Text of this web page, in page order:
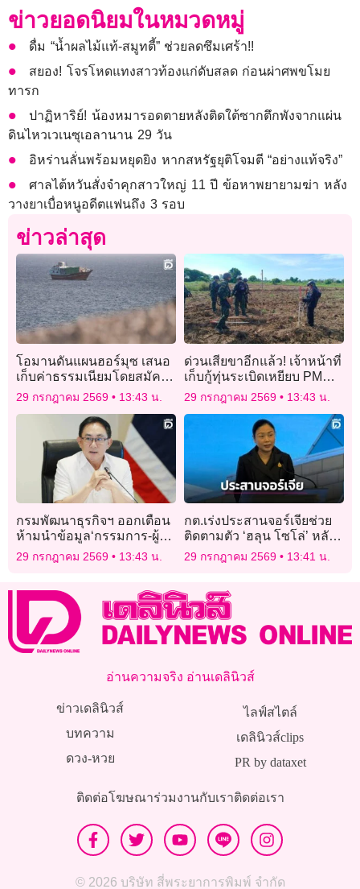
ข่าวยอดนิยมในหมวดหมู่
ดื่ม “น้ำผลไม้แท้-สมูทตี้” ช่วยลดซึมเศร้า!!
สยอง! โจรโหดแทงสาวท้องแก่ดับสลด ก่อนผ่าศพขโมย
ทารก
ปาฏิหาริย์! น้องหมารอดตายหลังติดใต้ซากตึกพังจากแผ่น
ดินไหวเวเนซุเอลานาน 29 วัน
อิหร่านลั่นพร้อมหยุดยิง หากสหรัฐยุติโจมตี “อย่างแท้จริง”
ศาลไต้หวันสั่งจำคุกสาวใหญ่ 11 ปี ข้อหาพยายามฆ่า หลัง
วางยาเบื่อหนูอดีตแฟนถึง 3 รอบ
ข่าวล่าสุด
โอมานดันแผนฮอร์มุซ เสนอ
เก็บค่าธรรมเนียมโดยสมัคร
ใจ สหรัฐไม่เอาด้วย
29 กรกฎาคม 2569 13:43 น.
ด่วนเสียขาอีกแล้ว! เจ้าหน้าที่
เก็บกู้ทุ่นระเบิดเหยียบ PMN
ชายแดนสระแก้ว
29 กรกฎาคม 2569 13:43 น.
กรมพัฒนาธุรกิจฯ ออกเตือน
ห้ามนำข้อมูล‘กรรมการ-ผู้ถือ
หุ้น’ ไปเผยแพร่เชิงธุรกิจ ผิด
29 กรกฎาคม 2569 13:43 น.
กต.เร่งประสานจอร์เจียช่วย
ติดตามตัว ‘ฮลุน โซโล่’ หลัง
ขาดการติดต่อนานกว่า 2
สัปดาห์
29 กรกฎาคม 2569 13:41 น.
อ่านความจริง อ่านเดลินิวส์
ข่าวเดลินิวส์
บทความ
ดวง-หวย
ไลฟ์สไตล์
เดลินิวส์clips
PR by dataxet
ติดต่อโฆษณาร่วมงานกับเราติดต่อเรา
© 2026 บริษัท สี่พระยาการพิมพ์ จำกัด